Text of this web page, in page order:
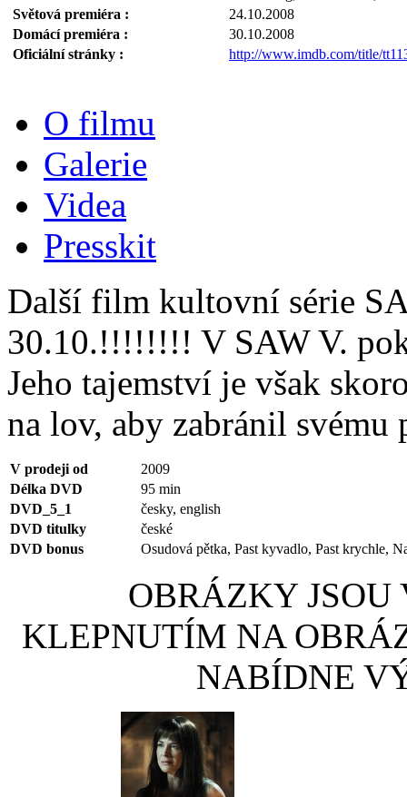
Světová premiéra :
24.10.2008
Domácí premiéra :
30.10.2008
Oficiální stránky :
http://www.imdb.com/title/
O filmu
Galerie
Videa
Presskit
Další film kultovní série
30.10.!!!!!!!! V SAW V.
Jeho tajemství je však
na lov, aby zabránil svému
V prodeji od
2009
Délka DVD
95 min
DVD_5_1
česky, english
DVD titulky
české
DVD bonus
Osudová pětka, Past kyvadlo, Past krychle,
OBRÁZKY
KLEPNUTÍM NA
NABÍDNE